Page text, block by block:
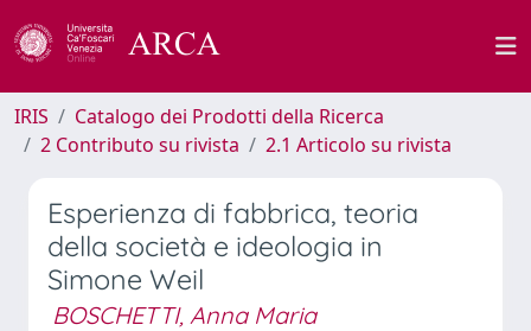
IRIS
Catalogo dei Prodotti della Ricerca
2 Contributo su rivista
2.1 Articolo su rivista
Esperienza di fabbrica, teoria
della società e ideologia in
Simone Weil
BOSCHETTI, Anna Maria